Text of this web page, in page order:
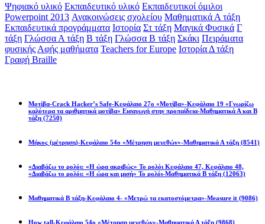
Ψηφιακό υλικό Εκπαιδευτικό υλικό Εκπαιδευτικοί όμιλοι
Powerpoint 2013 Ανακοινώσεις σχολείου Μαθηματικά Α τάξη
Εκπαιδευτικά προγράμματα Ιστορία Στ τάξη Μαγικά Φυσικά Γ
τάξη Γλώσσα Α τάξη Β τάξη Γλώσσα Β τάξη Σκάκι Πειράματα
φυσικής Αφής μαθήματα Teachers for Europe Ιστορία Δ τάξη
Γραφή Braille
Μοτίβα-Crack Hacker’s Safe-Κεφάλαιο 27ο «Μοτίβα»-Κεφάλαιο 19 «Γνωρίζω
καλύτερα τα αριθμητικά μοτίβα» Εισαγωγή στην προπαίδεια-Μαθηματικά Α και Β
τάξη (7250)
Μήκος (μέτρηση)-Κεφάλαιο 54ο «Μέτρηση μεγεθών»-Μαθηματικά Α τάξη (8541)
«Διαβάζω το ρολόι: «Η ώρα ακριβώς» Το ρολόι Κεφάλαιο 47, Κεφάλαιο 48,
«Διαβάζω το ρολόι: «Η ώρα και μισή» Το ρολόι-Μαθηματικά Β τάξη (12063)
Μαθηματικά Β τάξη-Κεφάλαιο 4- «Μετρώ τα εκατοστόμετρα»-Measure it (9086)
How tall-Κεφάλαιο 54ο «Μέτρηση μεγεθών»-Μαθηματικά Α τάξη (9868)